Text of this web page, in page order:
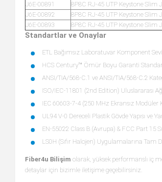
J6E-00891
8P8C RJ-45 UTP Keystone Slim
J6E-00892
8P8C RJ-45 UTP Keystone Slim
J6E-00893
8P8C RJ-45 UTP Keystone Slim
Standartlar ve Onaylar
ETL Bağımsız Laboratuvar Komponent
HCS Century™ Ömür Boyu Garanti
ANSI/TIA/568-C.1 ve ANSI/TIA/568-C.2
ISO/IEC-11801 (2nd Edition) Uluslararası
IEC 60603-7-4 (250 MHz Ekransız
UL94 V-0 Dereceli Plastik Gövde Yapısı ve
EN-55022 Class B (Avrupa) & FCC Part
LS0H (Sıfır Halojen) Uygulamalarına Tam
Fiber4u Bilişim olarak, yüksek performanslı iç
detaylar için bizimle iletişime geçebilirsiniz.